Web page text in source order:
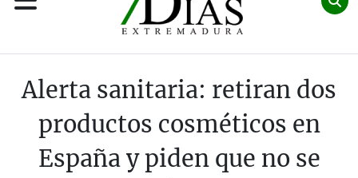
Alerta sanitaria: retiran dos
productos cosméticos en
España y piden que no se